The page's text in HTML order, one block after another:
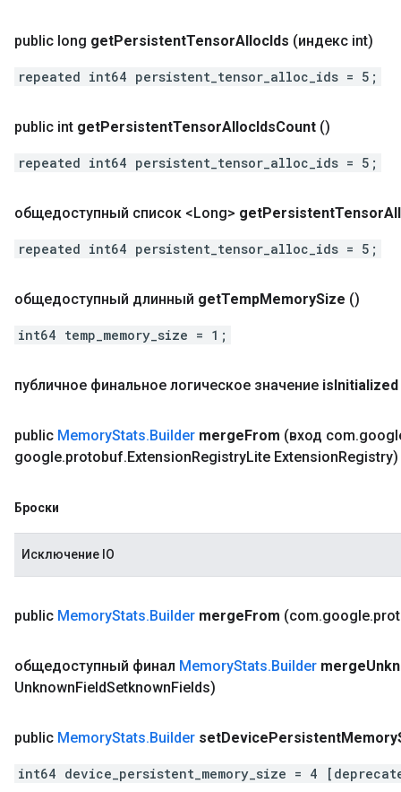
public long getPersistentTensorAllocIds (индекс int)
repeated int64 persistent_tensor_alloc_ids = 5;
public int getPersistentTensorAllocIdsCount ()
repeated int64 persistent_tensor_alloc_ids = 5;
общедоступный список <Long> getPersistentTensor
repeated int64 persistent_tensor_alloc_ids = 5;
общедоступный длинный getTempMemorySize ()
int64 temp_memory_size = 1;
публичное финальное логическое значение isInitialized
public MemoryStats.Builder mergeFrom (вход com.
google.protobuf.ExtensionRegistryLite ExtensionRegistry)
Броски
Исключение IO
public MemoryStats.Builder mergeFrom (com.google.
общедоступный финал MemoryStats.Builder merge
UnknownFieldSetknownFields)
public MemoryStats.Builder setDevicePersistentMemory
int64 device_persistent_memory_size = 4